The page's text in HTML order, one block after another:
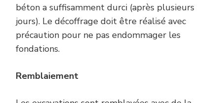
béton a suffisamment durci (après plusieurs
jours). Le décoffrage doit être réalisé avec
précaution pour ne pas endommager les
fondations.
Remblaiement